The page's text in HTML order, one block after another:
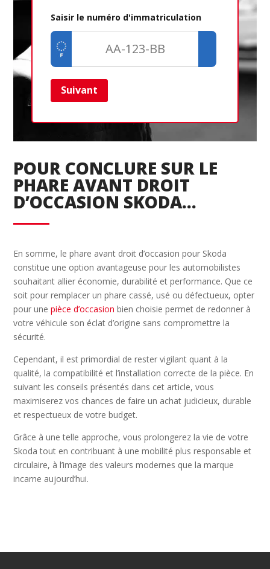
Saisir le numéro d'immatriculation
Suivant
POUR CONCLURE SUR LE
PHARE AVANT DROIT
D’OCCASION SKODA…
En somme, le phare avant droit d’occasion pour Skoda
constitue une option avantageuse pour les automobilistes
souhaitant allier économie, durabilité et performance. Que ce
soit pour remplacer un phare cassé, usé ou défectueux, opter
pour unepièce d’occasion bien choisie permet de redonner à
votre véhicule son éclat d’origine sans compromettre la
sécurité.
Cependant, il est primordial de rester vigilant quant à la
qualité, la compatibilité et l’installation correcte de la pièce. En
suivant les conseils présentés dans cet article, vous
maximiserez vos chances de faire un achat judicieux, durable
et respectueux de votre budget.
Grâce à une telle approche, vous prolongerez la vie de votre
Skoda tout en contribuant à une mobilité plus responsable et
circulaire, à l’image des valeurs modernes que la marque
incarne aujourd’hui.